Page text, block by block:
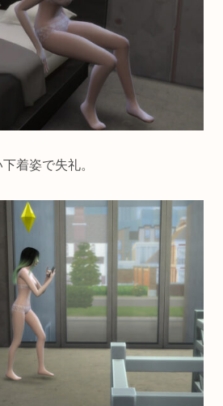
着姿で失礼。